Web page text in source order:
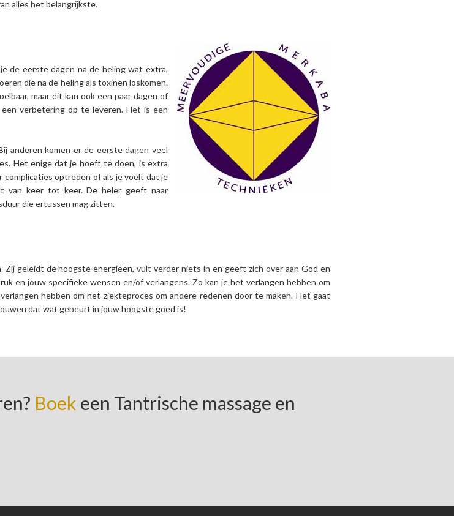
alles het belangrijkste.
de eerste dagen na de heling wat extra,
die na de heling als toxinen loskomen.
maar dit kan ook een paar dagen of
verbetering op te leveren. Het is een
anderen komen er de eerste dagen veel
Het enige dat je hoeft te doen, is extra
complicaties optreden of als je voelt dat je
van keer tot keer. De heler geeft naar
die ertussen mag zitten.
geleidt de hoogste energieën, vult verder niets in en geeft zich over aan God en
en jouw specifieke wensen en/of verlangens. Zo kan je het verlangen hebben om
hebben om het ziekteproces om andere redenen door te maken. Het gaat
dat wat gebeurt in jouw hoogste goed is!
Boek een Tantrische massage en